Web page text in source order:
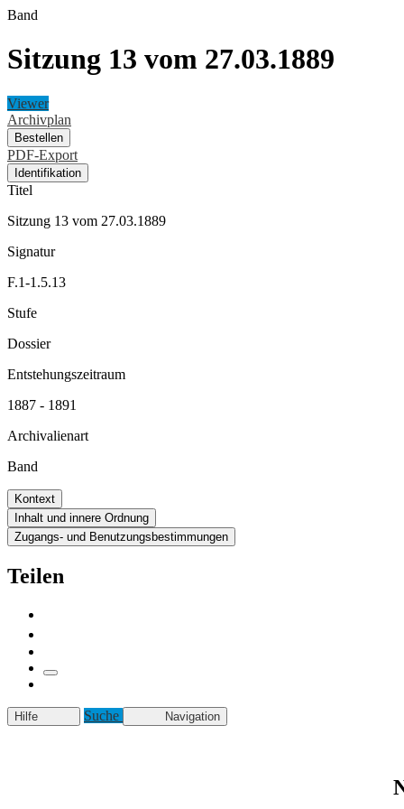
Band
Sitzung 13 vom 27.03.1889
Viewer
Archivplan
Bestellen
PDF-Export
Identifikation
Titel
Sitzung 13 vom 27.03.1889
Signatur
F.1-1.5.13
Stufe
Dossier
Entstehungszeitraum
1887 - 1891
Archivalienart
Band
Kontext
Inhalt und innere Ordnung
Zugangs- und Benutzungsbestimmungen
Teilen
Hilfe Suche Navigation